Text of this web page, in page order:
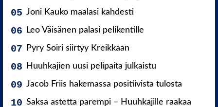
Joni Kauko maalasi kahdesti
Leo Väisänen palasi pelikentille
Pyry Soiri siirtyy Kreikkaan
Huuhkajien uusi pelipaita julkaistu
Jacob Friis hakemassa positiivista tulosta
Saksa astetta parempi – Huuhkajille raakaa